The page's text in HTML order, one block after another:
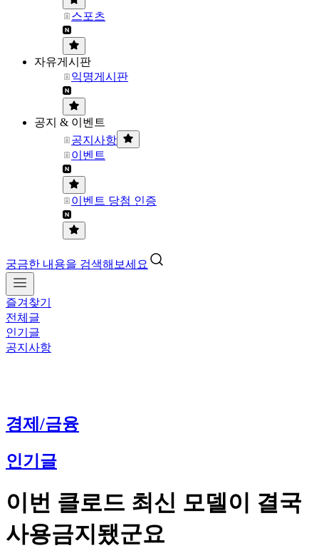
스포츠
자유게시판
익명게시판
공지 & 이벤트
공지사항
이벤트
이벤트 당첨 인증
궁금한 내용을 검색해보세요
즐겨찾기
전체글
인기글
공지사항
경제/금융
인기글
이번 클로드 최신 모델이 결국
사용금지됐군요